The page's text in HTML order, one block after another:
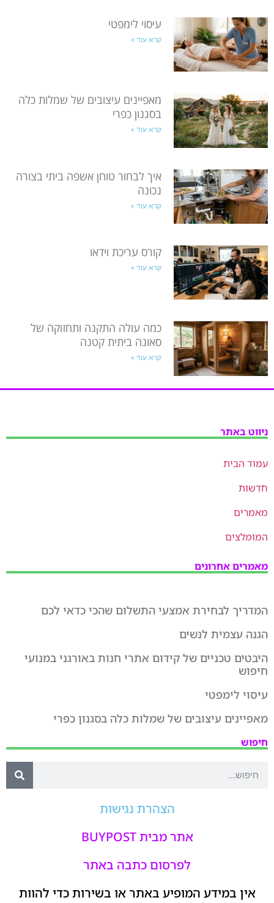
עיסוי לימפטי
קרא עוד »
מאפיינים עיצובים של שמלות כלה
בסגנון כפרי
קרא עוד »
איך לבחור טוחן אשפה ביתי בצורה
נכונה
קרא עוד »
קורס עריכת וידאו
קרא עוד »
כמה עולה התקנה ותחזוקה של
סאונה ביתית קטנה
קרא עוד »
ניווט באתר
עמוד הבית
חדשות
מאמרים
המומלצים
מאמרים אחרונים
המדריך לבחירת אמצעי התשלום שהכי כדאי לכם
הגנה עצמית לנשים
היבטים טכניים של קידום אתרי חנות באורגני במנועי
חיפוש
עיסוי לימפטי
מאפיינים עיצובים של שמלות כלה בסגנון כפרי
חיפוש
הצהרת נגישות
אתר מבית BUYPOST
לפרסום כתבה באתר
אין במידע המופיע באתר או בשירות כדי להוות